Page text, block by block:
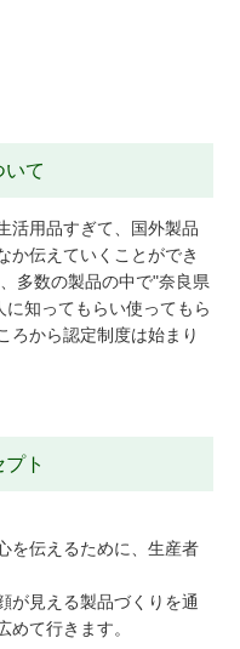
いて
活用品すぎて、国外製品
か伝えていくことができ
多数の製品の中で"奈良県
知ってもらい使ってもら
ろから認定制度は始まり
ト
を伝えるために、生産者
が見える製品づくりを通
めて行きます。